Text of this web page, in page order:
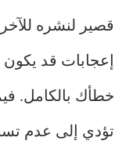
قصير لنشره
إعجابات قد
خطأك بالكامل.
تؤدي إلى عدم